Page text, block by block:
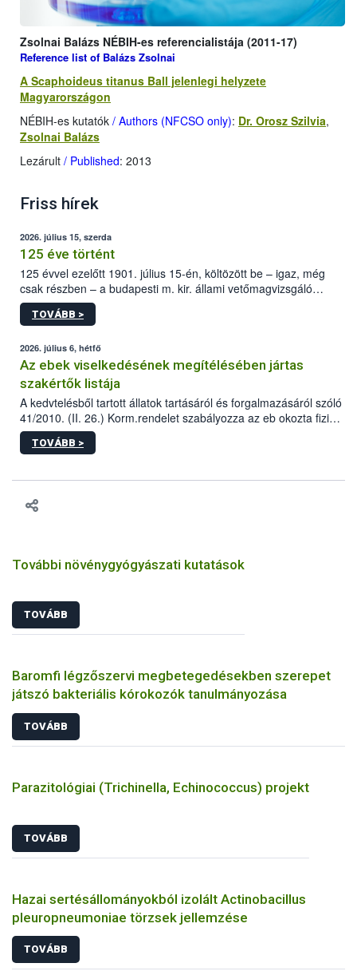
Zsolnai Balázs NÉBIH-es referencialistája (2011-17)
Reference list of Balázs Zsolnai
A Scaphoideus titanus Ball jelenlegi helyzete
Magyarországon
NÉBIH-es kutatók / Authors (NFCSO only): Dr. Orosz Szilvia,
Zsolnai Balázs
Lezárult / Published: 2013
Friss hírek
2026. július 15, szerda
125 éve történt
125 évvel ezelőtt 1901. július 15-én, költözött be – igaz, még
csak részben – a budapesti m. kir. állami vetőmagvizsgáló
állomás a Kis Rókus utca 15. szám alatti, Czigler Győző által
tervezett új épületébe.
TOVÁBB >
2026. július 6, hétfő
Az ebek viselkedésének megítélésében jártas
szakértők listája
A kedvtelésből tartott állatok tartásáról és forgalmazásáról szóló
41/2010. (II. 26.) Korm.rendelet szabályozza az eb okozta fizikai
sérülés, illetve ennek veszélye keletkezésekor felmerülő
hatósági feladatokat, valamint a veszélyes eb tartását és annak
vonni az ebek viselkedésének megítélésében jártas szakértőt.
TOVÁBB >
További növénygyógyászati kutatások
TOVÁBB
Baromfi légzőszervi megbetegedésekben szerepet
játszó bakteriális kórokozók tanulmányozása
TOVÁBB
Parazitológiai (Trichinella, Echinococcus) projekt
TOVÁBB
Hazai sertésállományokból izolált Actinobacillus
pleuropneumoniae törzsek jellemzése
TOVÁBB